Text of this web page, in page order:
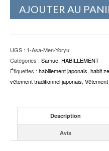
AJOUTER AU
UGS : 1-Asa-Men-Yoryu
Catégories : Samue, HABILLEMENT
Étiquettes : habillement japonais, habit
vêtement traditionnel japonais,
Description
Avis